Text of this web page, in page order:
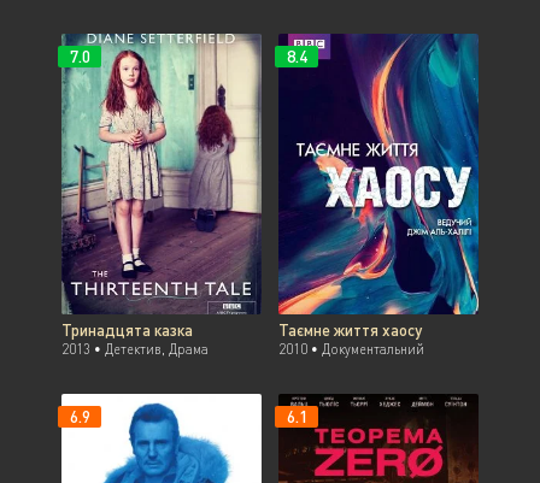
Тринадцята казка
2013 • Детектив, Драма
7.0
Таємне життя хаосу
2010 • Документальний
8.4
6.9 6.1